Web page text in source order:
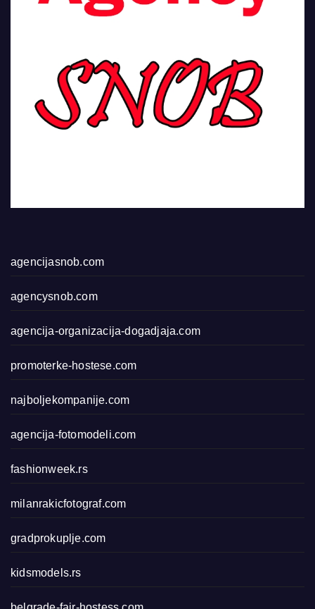
agencijasnob.com
agencysnob.com
agencija-organizacija-dogadjaja.com
promoterke-hostese.com
najboljekompanije.com
agencija-fotomodeli.com
fashionweek.rs
milanrakicfotograf.com
gradprokuplje.com
kidsmodels.rs